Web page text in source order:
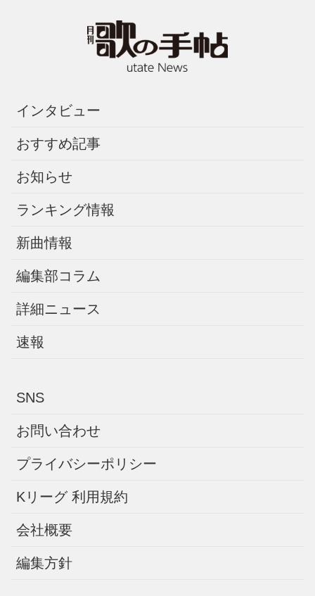
インタビュー
おすすめ記事
お知らせ
ランキング情報
新曲情報
編集部コラム
詳細ニュース
速報
SNS
お問い合わせ
プライバシーポリシー
Kリーグ 利用規約
会社概要
編集方針